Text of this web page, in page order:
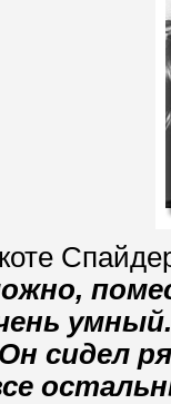
сидел